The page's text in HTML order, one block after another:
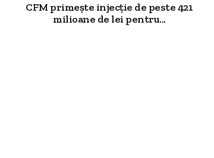
CFM primește injecție de peste 421
milioane de lei pentru...